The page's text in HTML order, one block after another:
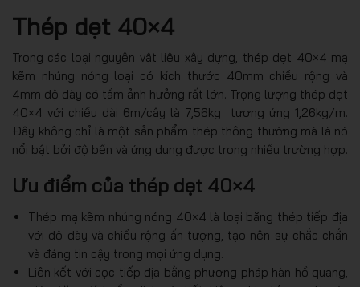
Thép dẹt 40×4
Trong các loại nguyên vật liệu xây dựng, thép dẹt 40×4 mạ
kẽm nhúng nóng loại có kích thước 40mm chiều rộng và
4mm độ dày có tầm ảnh hưởng rất lớn. Trọng lượng thép dẹt
40×4 với chiều dài 6m/cây là 7,56kg tương ứng 1,26kg/m.
Đây không chỉ là một sản phẩm thép thông thường mà là nó
nổi bật bởi độ bền và ứng dụng được trong nhiều trường hợp.
Ưu điểm của thép dẹt 40×4
Thép mạ kẽm nhúng nóng 40×4 là loại băng thép tiếp địa
với độ dày và chiều rộng ấn tượng, tạo nên sự chắc chắn
và đáng tin cậy trong mọi ứng dụng.
Liên kết với cọc tiếp địa bằng phương pháp hàn hồ quang,